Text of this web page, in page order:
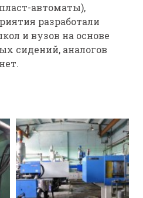
автоматы),
разработали
и вузов на основе
сидений, аналогов